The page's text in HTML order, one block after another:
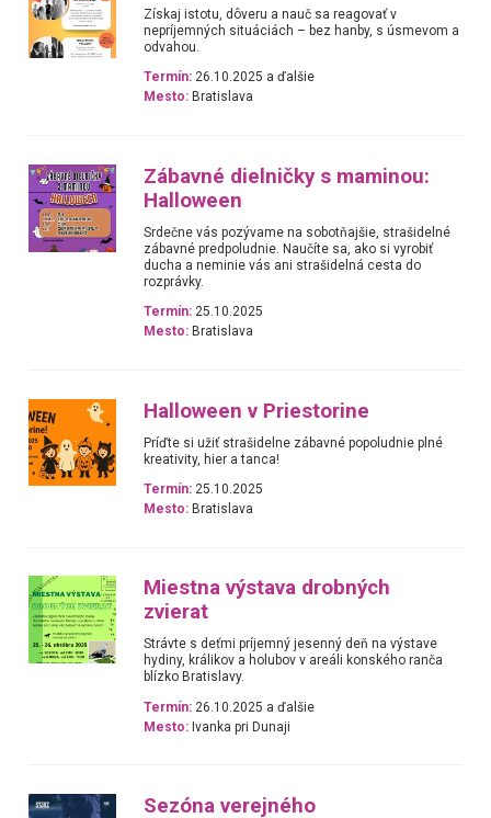
Získaj istotu, dôveru a nauč sa reagovať v
nepríjemných situáciách – bez hanby, s úsmevom a
odvahou.
Termín: 26.10.2025 a ďalšie
Mesto: Bratislava
Zábavné dielničky s maminou:
Halloween
Srdečne vás pozývame na sobotňajšie, strašidelné
zábavné predpoludnie. Naučíte sa, ako si vyrobiť
ducha a neminie vás ani strašidelná cesta do
rozprávky.
Termín: 25.10.2025
Mesto: Bratislava
Halloween v Priestorine
Príďte si užiť strašidelne zábavné popoludnie plné
kreativity, hier a tanca!
Termín: 25.10.2025
Mesto: Bratislava
Miestna výstava drobných
zvierat
Strávte s deťmi príjemný jesenný deň na výstave
hydiny, králikov a holubov v areáli konského ranča
blízko Bratislavy.
Termín: 26.10.2025 a ďalšie
Mesto: Ivanka pri Dunaji
Sezóna verejného